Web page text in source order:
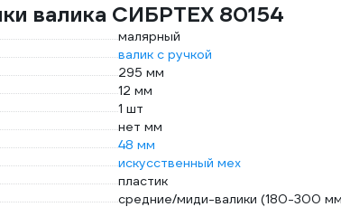
валика СИБРТЕХ 80154
малярный
валик с ручкой
295 мм
12 мм
1 шт
нет мм
48 мм
искусственный мех
пластик
средние/миди-валики (180-300